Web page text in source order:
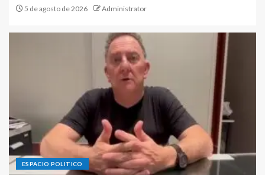
5 de agosto de 2026 Administrator
ESPACIO POLITICO